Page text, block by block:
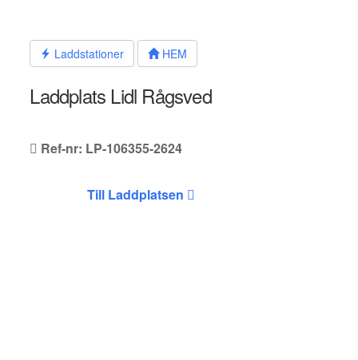
innehållet Laddstationer HEM
Laddplats Lidl Rågsved
Ref-nr: LP-106355-2624
Till Laddplatsen